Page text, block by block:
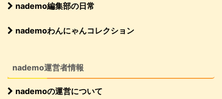
nademo編集部の日常
nademoわんにゃんコレクション
nademo運営者情報
nademoの運営について